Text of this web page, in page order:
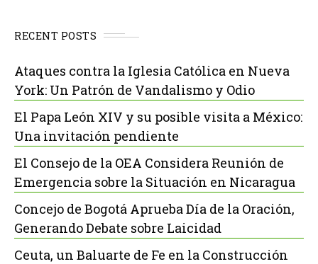
RECENT POSTS
Ataques contra la Iglesia Católica en Nueva
York: Un Patrón de Vandalismo y Odio
El Papa León XIV y su posible visita a México:
Una invitación pendiente
El Consejo de la OEA Considera Reunión de
Emergencia sobre la Situación en Nicaragua
Concejo de Bogotá Aprueba Día de la Oración,
Generando Debate sobre Laicidad
Ceuta, un Baluarte de Fe en la Construcción